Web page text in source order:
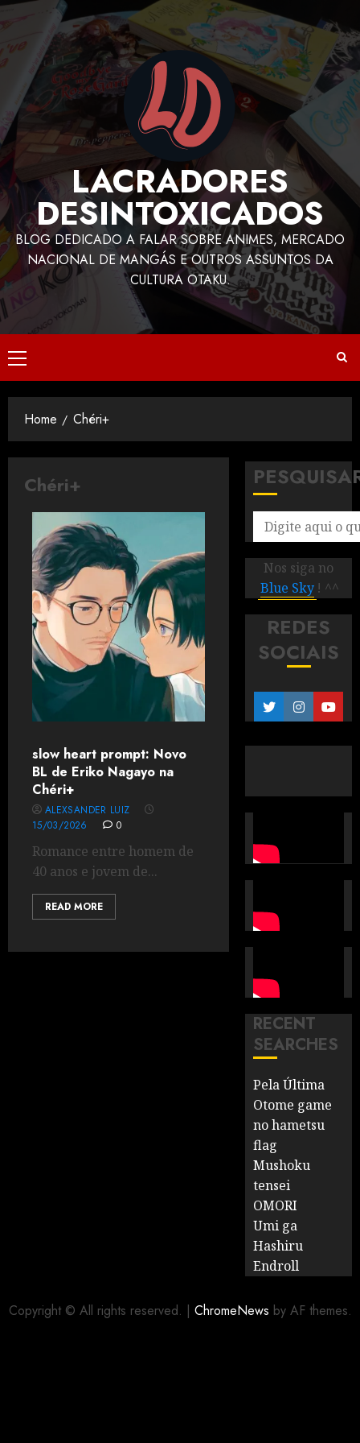
LACRADORES
DESINTOXICADOS
BLOG DEDICADO A FALAR SOBRE ANIMES, MERCADO
NACIONAL DE MANGÁS E OUTROS ASSUNTOS DA
CULTURA OTAKU.
Home Chéri+
Chéri+
slow heart prompt: Novo
BL de Eriko Nagayo na
Chéri+
ALEXSANDER LUIZ
15/03/2026
0
Romance entre homem de
40 anos e jovem de...
READ MORE
Nos siga no
Blue Sky ! ^^
REDES
SOCIAIS
RECENT
SEARCHES
Pela Última
Otome game
no hametsu
flag
Mushoku
tensei
OMORI
Umi ga
Hashiru
Endroll
Copyright © All rights reserved. | ChromeNews by AF themes.